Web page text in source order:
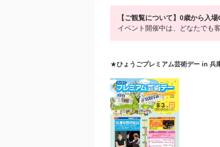
【ご観覧について】0歳から入場
イベント開催中は、どなたでも
★ひょうごプレミアム芸術デー in 兵